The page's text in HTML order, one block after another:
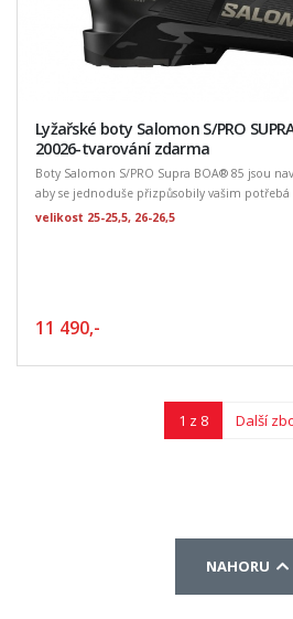
Lyžařské boty Salomon S/PRO
20026-tvarování zdarma
Boty Salomon S/PRO Supra BOA® 85 jsou
aby se jednoduše přizpůsobily vašim potřebá
velikost 25-25,5, 26-26,5
11 490,-
1 z 8 Další
NAHORU